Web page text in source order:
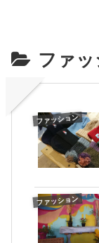
ファ
ファッション
ファッション